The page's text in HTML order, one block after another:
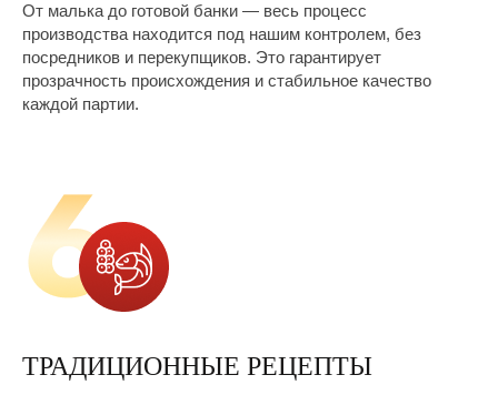
От малька до готовой банки — весь процесс
производства находится под нашим контролем, без
посредников и перекупщиков. Это гарантирует
прозрачность происхождения и стабильное качество
каждой партии.
ТРАДИЦИОННЫЕ РЕЦЕПТЫ
Вы находитесь на официальном сайте
производителя настоящей деликатесной
продукции, произведённой на
исторической родине осетровых – в
низовьях реки Волги, в Астраханской
непревзойдёнными вкусовыми
качествами и свойствами, которые
многим знакомы с детства.
Астраханская область, Икрянинский
район, село Алгаза – моя малая родина.
малых лет я помогал отцу: мы вместе
ловили рыбу, солили и вялили балыки,